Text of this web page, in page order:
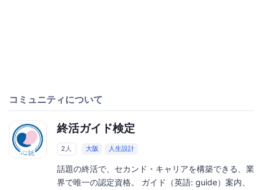
コミュニティについて
終活ガイド検定
2人 大阪 人生設計
話題の終活で、セカンド・キャリアを構築できる、業
界で唯一の認定資格。 ガイド（英語: guide）案内、